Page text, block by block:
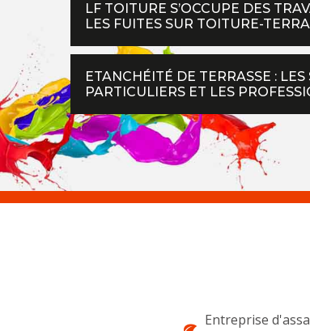
LF TOITURE S’OCCUPE DES
LES FUITES SUR TOITURE-
ETANCHÉITÉ DE TERRASSE :
PARTICULIERS ET LES
Entreprise